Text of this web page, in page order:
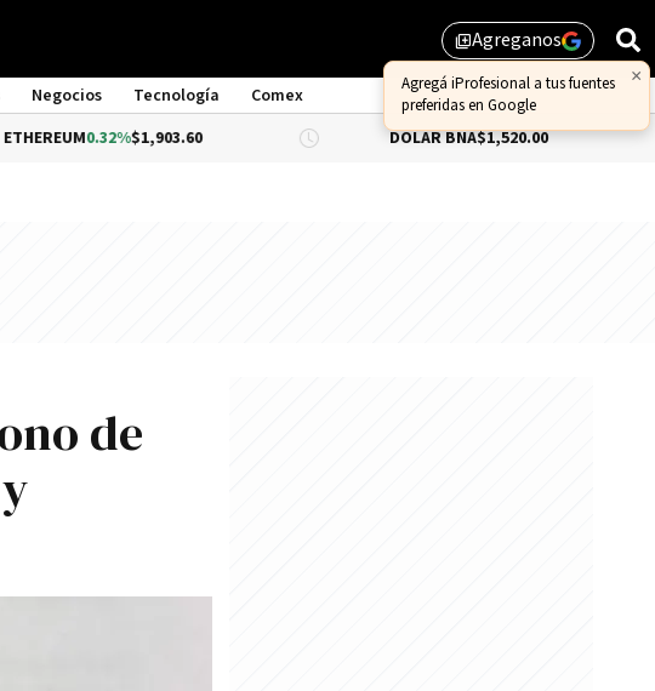
library_addAgreganos
×
Agregá iProfesional a tus fuentes
preferidas en Google
Negocios Tecnología
Comex
0.32%$1,903.60 DÓLAR BNA$1,520.00
de